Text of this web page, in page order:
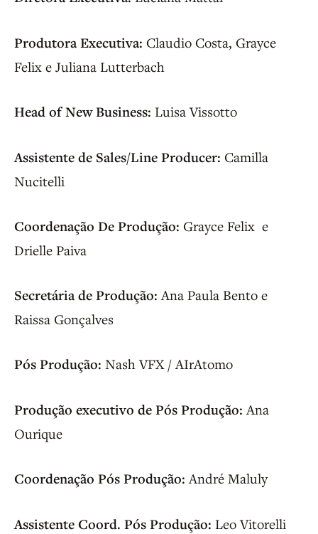
Produtora Executiva: Claudio Costa, Grayce
Felix e Juliana Lutterbach
Head of New Business: Luisa Vissotto
Assistente de Sales/Line Producer: Camilla
Nucitelli
Coordenação De Produção: Grayce Felix e
Drielle Paiva
Secretária de Produção:Ana Paula Bento e
Raissa Gonçalves
Pós Produção: Nash VFX / AIrAtomo
Produção executivo de Pós Produção:Ana
Ourique
Coordenação Pós Produção:André Maluly
Assistente Coord. Pós Produção: Leo Vitorelli